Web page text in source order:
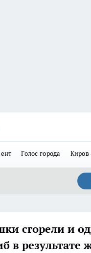
Голос города Киров
сгорели и
в результате